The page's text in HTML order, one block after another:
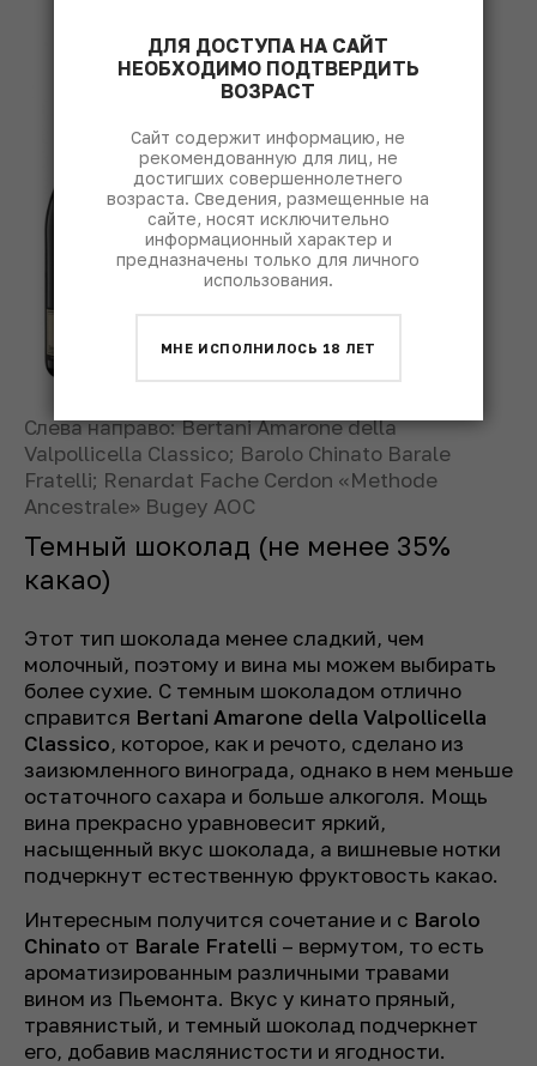
Слева направо: Bertani Amarone della
Valpollicella Classico; Barolo Chinato Barale
Fratelli; Renardat Fache Cerdon «Methode
Ancestrale» Bugey AOC
Темный шоколад (не менее 35%
какао)
Этот тип шоколада менее сладкий, чем
молочный, поэтому и вина мы можем выбирать
более сухие. С темным шоколадом отлично
справится Bertani Amarone della Valpollicella
Classico, которое, как и речото, сделано из
заизюмленного винограда, однако в нем меньше
остаточного сахара и больше алкоголя. Мощь
вина прекрасно уравновесит яркий,
насыщенный вкус шоколада, а вишневые нотки
подчеркнут естественную фруктовость какао.
Интересным получится сочетание и с Barolo
Chinato от Barale Fratelli – вермутом, то есть
ароматизированным различными травами
вином из Пьемонта. Вкус у кинато пряный,
травянистый, и темный шоколад подчеркнет
его, добавив маслянистости и ягодности.
ДЛЯ ДОСТУПА НА САЙТ
НЕОБХОДИМО ПОДТВЕРДИТЬ
ВОЗРАСТ
Сайт содержит информацию, не
рекомендованную для лиц, не
достигших совершеннолетнего
возраста. Сведения, размещенные на
сайте, носят исключительно
информационный характер и
предназначены только для личного
использования.
МНЕ ИСПОЛНИЛОСЬ 18 ЛЕТ